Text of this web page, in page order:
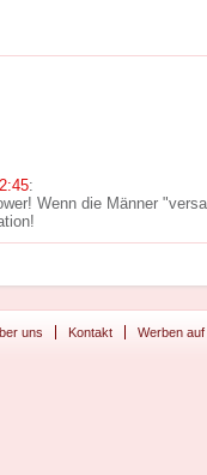
:
Wenn die Männer
uns Kontakt Werben